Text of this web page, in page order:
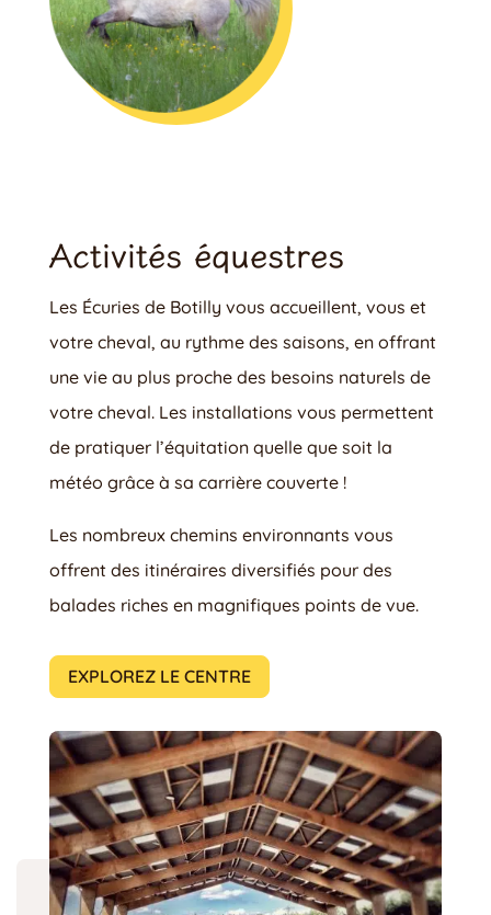
Activités équestres
Les Écuries de Botilly vous accueillent, vous et
votre cheval, au rythme des saisons, en offrant
une vie au plus proche des besoins naturels de
votre cheval. Les installations vous permettent
de pratiquer l’équitation quelle que soit la
météo grâce à sa carrière couverte !
Les nombreux chemins environnants vous
offrent des itinéraires diversifiés pour des
balades riches en magnifiques points de vue.
EXPLOREZ LE CENTRE